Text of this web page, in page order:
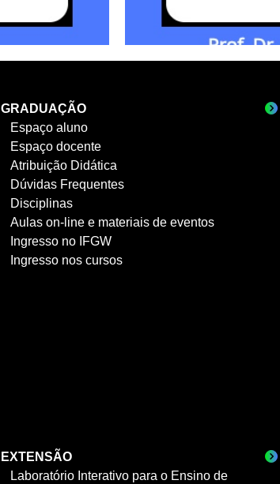
GRADUAÇÃO
Espaço aluno
Espaço docente
Atribuição Didática
Dúvidas Frequentes
Disciplinas
Aulas on-line e materiais de eventos
Ingresso no IFGW
Ingresso nos cursos
EXTENSÃO
Laboratório Interativo para o Ensino de